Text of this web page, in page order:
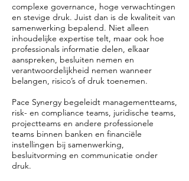
complexe governance, hoge verwachtingen
en stevige druk. Juist dan is de kwaliteit van
samenwerking bepalend. Niet alleen
inhoudelijke expertise telt, maar ook hoe
professionals informatie delen, elkaar
aanspreken, besluiten nemen en
verantwoordelijkheid nemen wanneer
belangen, risico’s of druk toenemen.
Pace Synergy begeleidt managementteams,
risk- en compliance teams, juridische teams,
projectteams en andere professionele
teams binnen banken en financiële
instellingen bij samenwerking,
besluitvorming en communicatie onder
druk.